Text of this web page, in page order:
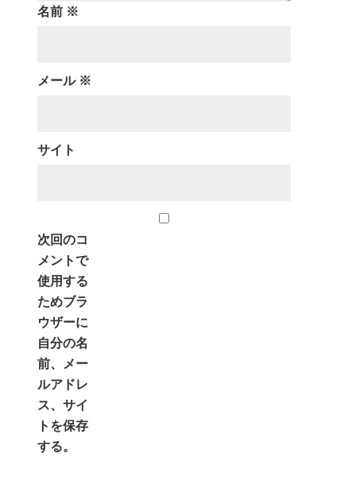
名前 ※
メール ※
サイト
次回のコ
メントで
使用する
ためブラ
ウザーに
自分の名
前、メー
ルアドレ
ス、サイ
トを保存
する。